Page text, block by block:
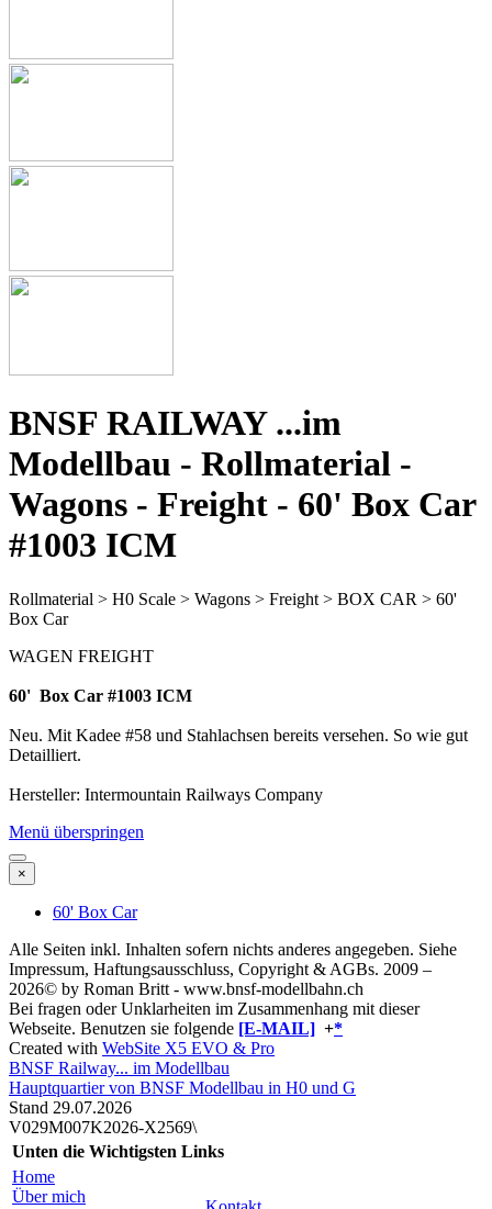
BNSF RAILWAY ...im
Modellbau - Rollmaterial -
Wagons - Freight - 60' Box Car
#1003 ICM
Rollmaterial > H0 Scale > Wagons > Freight > BOX CAR > 60'
Box Car
WAGEN FREIGHT
60' Box Car #1003 ICM
Neu. Mit Kadee #58 und Stahlachsen bereits versehen. So wie gut
Detailliert.
Hersteller: Intermountain Railways Company
Menü überspringen
×
60' Box Car
Alle Seiten inkl. Inhalten sofern nichts anderes angegeben. Siehe
Impressum, Haftungsausschluss, Copyright & AGBs. 2009 –
2026© by Roman Britt - www.bnsf-modellbahn.ch
Bei fragen oder Unklarheiten im Zusammenhang mit dieser
Webseite. Benutzen sie folgende [E-MAIL] +*
Created with WebSite X5 EVO & Pro
BNSF Railway... im Modellbau
Hauptquartier von BNSF Modellbau in H0 und G
Stand 29.07.2026
V029M007K2026-X2569\
Unten die Wichtigsten Links
Home
Über mich